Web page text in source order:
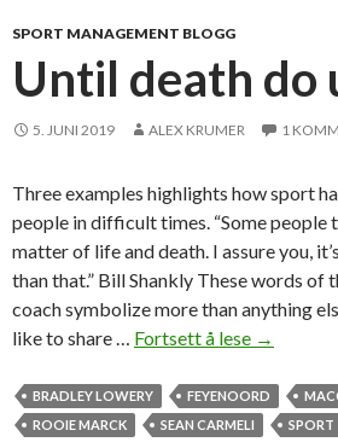
SPORT MANAGEMENT BLOGG
Until death do
5. JUNI 2019 ALEX KRUMER 1
Three examples highlights how sport
people in difficult times. “Some people
matter of life and death. I assure you,
than that.” Bill Shankly These words of
coach symbolize more than anything
like to share … Fortsett å lese U
t
→
BRADLEY LOWERY FEYENOORD
ROOIE MARCK
SEAN CARMELI SPORT